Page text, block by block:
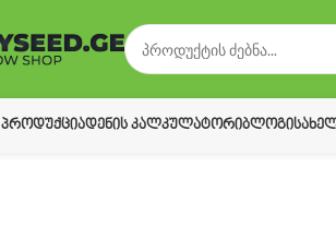
ᲞᲠᲝᲓᲣᲥᲪᲘᲐᲓᲔᲜᲘᲡ ᲙᲐᲚᲙᲣᲚᲐᲢᲝᲠᲘᲑᲚᲝᲒᲘ